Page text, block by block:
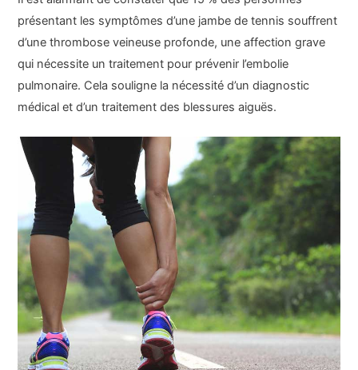
présentant les symptômes d’une jambe de tennis souffrent
d’une thrombose veineuse profonde, une affection grave
qui nécessite un traitement pour prévenir l’embolie
pulmonaire. Cela souligne la nécessité d’un diagnostic
médical et d’un traitement des blessures aiguës.